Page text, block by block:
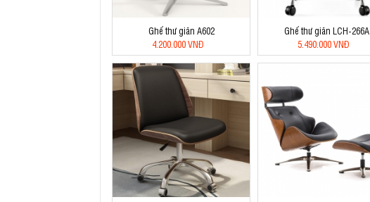
Ghế thư giãn A602
4.200.000 VNĐ
Ghế thư giãn LCH-266A
5.490.000 VNĐ